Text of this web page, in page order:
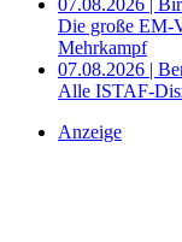
07.08.2026 |
Die große EM-
Mehrkampf
07.08.2026 |
Alle ISTAF-
Anzeige